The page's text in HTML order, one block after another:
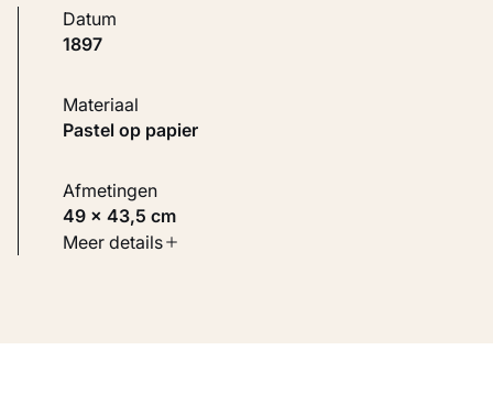
Datum
1897
Materiaal
Pastel op papier
Afmetingen
49 × 43,5 cm
Soort werk
Meer details